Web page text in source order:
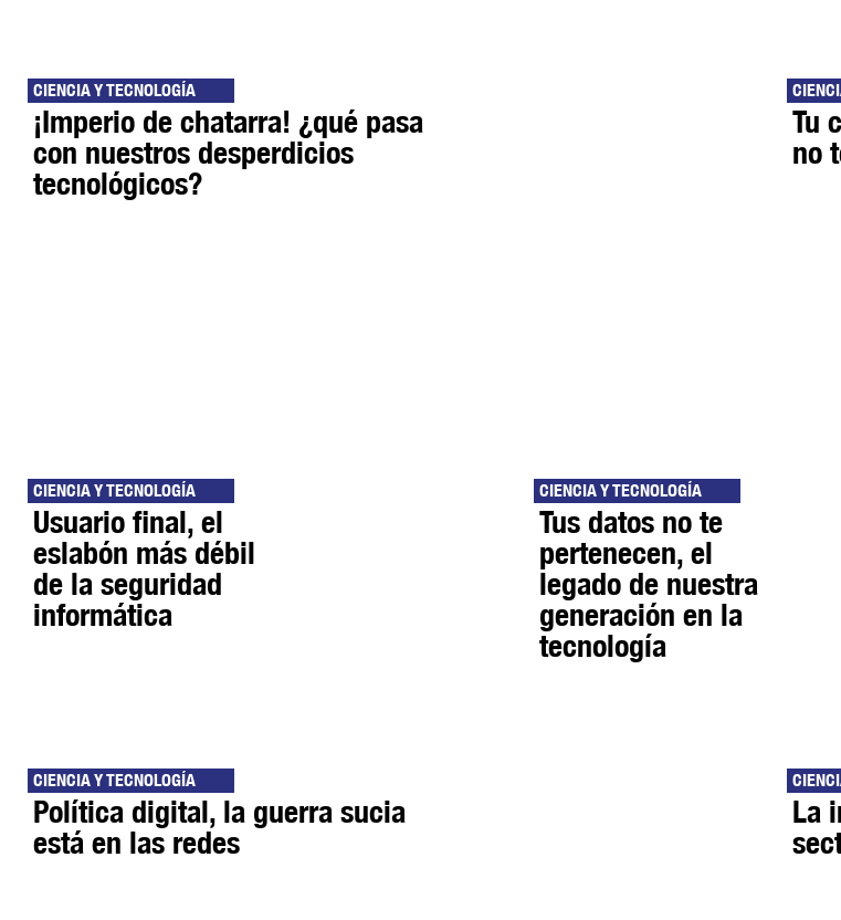
CIENCIA Y TECNOLOGÍA
¡Imperio de chatarra! ¿qué pasa
con nuestros desperdicios
tecnológicos?
Tu
no
CIENCIA Y TECNOLOGÍA
Usuario final, el
eslabón más débil
de la seguridad
informática
CIENCIA Y TECNOLOGÍA
Tus datos no te
pertenecen, el
legado de nuestra
generación en la
tecnología
CIENCIA Y TECNOLOGÍA
Política digital, la guerra sucia
está en las redes
La